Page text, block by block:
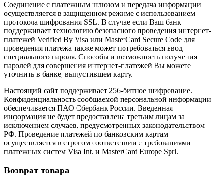
Соединение с платежным шлюзом и передача информации
осуществляется в защищенном режиме с использованием
протокола шифрования SSL. В случае если Ваш банк
поддерживает технологию безопасного проведения интернет-
платежей Verified By Visa или MasterCard Secure Code для
проведения платежа также может потребоваться ввод
специального пароля. Способы и возможность получения
паролей для совершения интернет-платежей Вы можете
уточнить в банке, выпустившем карту.
Настоящий сайт поддерживает 256-битное шифрование.
Конфиденциальность сообщаемой персональной информации
обеспечивается ПАО Сбербанк России. Введенная
информация не будет предоставлена третьим лицам за
исключением случаев, предусмотренных законодательством
РФ. Проведение платежей по банковским картам
осуществляется в строгом соответствии с требованиями
платежных систем Visa Int. и MasterCard Europe Sprl.
Возврат товара